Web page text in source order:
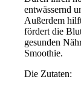
entwässernd
Außerdem
fördert die
gesunden
Smoothie.
Die Zutaten: